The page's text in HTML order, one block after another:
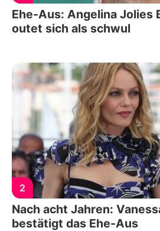
Ehe-Aus: Angelina Jolies
outet sich als schwul
2
Nach acht Jahren:
bestätigt das Ehe-Aus